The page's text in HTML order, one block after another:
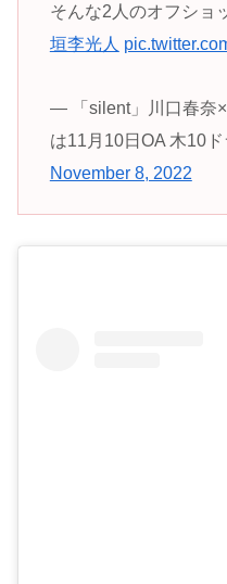
そんな2人のオフショ
垣李光人
— 「silent」川口春奈
は11月10日OA 木10
November 8, 2022